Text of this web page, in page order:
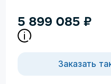
5 899 085 ₽
Заказать